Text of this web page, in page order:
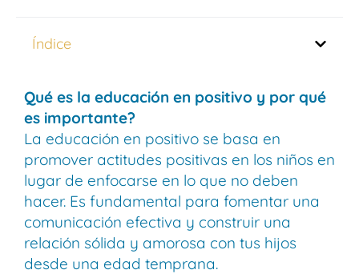
Índice
Qué es la educación en positivo y por qué
es importante?
La educación en positivo se basa en
promover actitudes positivas en los niños en
lugar de enfocarse en lo que no deben
hacer. Es fundamental para fomentar una
comunicación efectiva y construir una
relación sólida y amorosa con tus hijos
desde una edad temprana.